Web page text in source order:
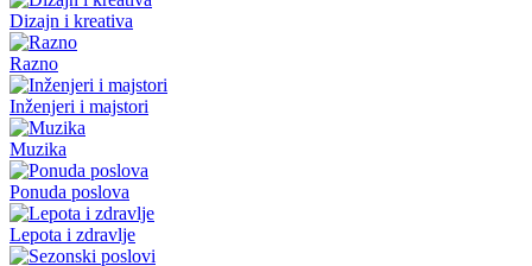
Dizajn i kreativa
Razno
Inženjeri i majstori
Muzika
Ponuda poslova
Lepota i zdravlje